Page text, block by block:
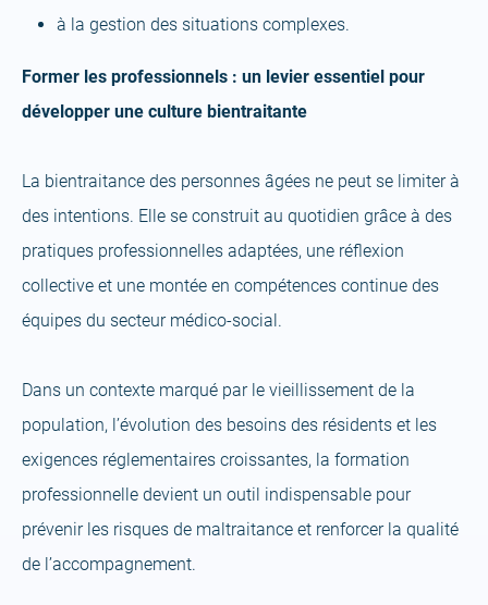
à la gestion des situations complexes.
Former les professionnels : un levier essentiel pour
développer une culture bientraitante
La bientraitance des personnes âgées ne peut se limiter à
des intentions. Elle se construit au quotidien grâce à des
pratiques professionnelles adaptées, une réflexion
collective et une montée en compétences continue des
équipes du secteur médico-social.
Dans un contexte marqué par le vieillissement de la
population, l’évolution des besoins des résidents et les
exigences réglementaires croissantes, la formation
professionnelle devient un outil indispensable pour
prévenir les risques de maltraitance et renforcer la qualité
de l’accompagnement.